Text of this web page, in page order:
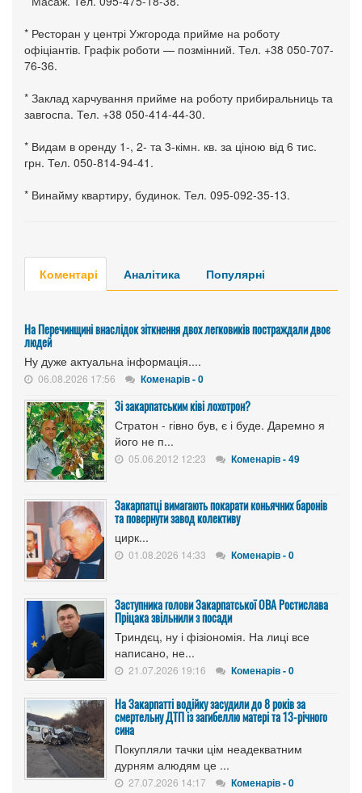
* Ресторан у центрі Ужгорода прийме на роботу
офіціантів. Графік роботи — позмінний. Тел. +38 050-707-
76-36.
* Заклад харчування прийме на роботу прибиральниць та
завгоспа. Тел. +38 050-414-44-30.
* Видам в оренду 1-, 2- та 3-кімн. кв. за ціною від 6 тис.
грн. Тел. 050-814-94-41.
* Винайму квартиру, будинок. Тел. 095-092-35-13.
Коментарі Аналітика Популярні
На Перечинщині внаслідок зіткнення двох легковиків постраждали двоє
людей
Ну дуже актуальна інформація....
06.08.2026 17:56 Коменарів - 0
Зі закарпатським ківі лохотрон?
Стратон - гівно був, є і буде. Даремно я
його не п...
05.06.2012 12:23 Коменарів - 49
Закарпатці вимагають покарати коньячних баронів
та повернути завод колективу
цирк...
01.08.2026 14:33 Коменарів - 0
Заступника голови Закарпатської ОВА Ростислава
Пріцака звільнили з посади
Триндєц, ну і фізіономія. На лиці все
написано, не...
21.07.2026 19:16 Коменарів - 0
На Закарпатті водійку засудили до 8 років за
смертельну ДТП із загибеллю матері та 13-річного
сина
Покупляли тачки цім неадекватним
дурням алюдям це ...
27.07.2026 14:17 Коменарів - 0